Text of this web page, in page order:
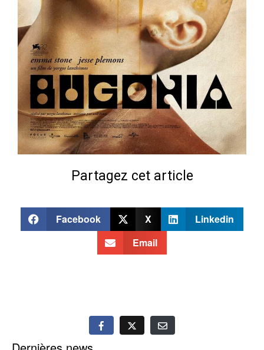
Partagez cet article
Facebook X
Linkedin
Email